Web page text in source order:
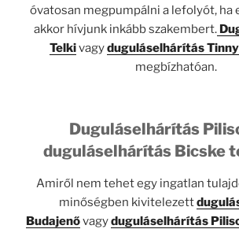
óvatosan megpumpálni a lefolyót, ha
akkor hívjunk inkább szakembert.
Telkivagyduguláselhárítás
megbízhatóan.
Duguláselhárítás
duguláselhárítás Bicske
Amiről nem tehet egy ingatlan
minőségben kivitelezett
Budajenővagyduguláselhárítás